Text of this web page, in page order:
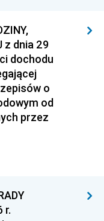
z dnia 29
dochodu
o
od
przez
r.